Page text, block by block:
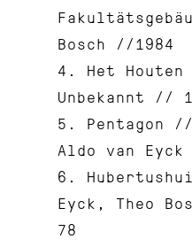
Bosch //1984
4. Het
Unbekannt //
5. Pentagon
Aldo van
6.
Eyck, Theo
78